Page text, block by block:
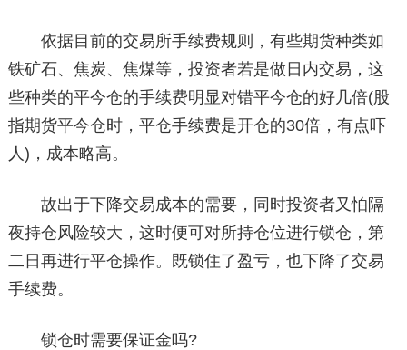
依据目前的交易所手续费规则，有些期货种类如
铁矿石、焦炭、焦煤等，投资者若是做日内交易，这
些种类的平今仓的手续费明显对错平今仓的好几倍(股
指期货平今仓时，平仓手续费是开仓的30倍，有点吓
人)，成本略高。
故出于下降交易成本的需要，同时投资者又怕隔
夜持仓风险较大，这时便可对所持仓位进行锁仓，第
二日再进行平仓操作。既锁住了盈亏，也下降了交易
手续费。
锁仓时需要保证金吗?